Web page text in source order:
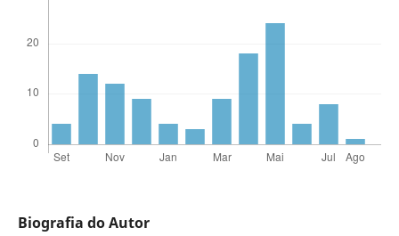
Biografia do Autor